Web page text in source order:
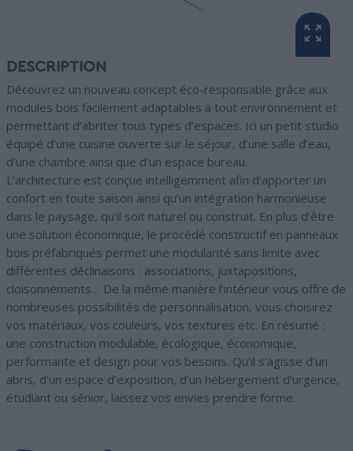
DESCRIPTION
Découvrez un nouveau concept éco-responsable grâce aux
modules bois facilement adaptables à tout environnement et
permettant d’abriter tous types d’espaces. Ici un petit studio
équipé d’une cuisine ouverte sur le séjour, d’une salle d’eau,
d’une chambre ainsi que d’un espace bureau.
L’architecture est conçue intelligemment afin d’apporter un
confort en toute saison ainsi qu’un intégration harmonieuse
dans le paysage, qu’il soit naturel ou construit. En plus d’être
une solution économique, le procédé constructif en panneaux
bois préfabriqués permet une modularité sans limite avec
différentes déclinaisons : associations, juxtapositions,
cloisonnements… De la même manière l’intérieur vous offre de
nombreuses possibilités de personnalisation, vous choisirez
vos matériaux, vos couleurs, vos textures etc. En résumé :
une construction modulable, écologique, économique,
performante et design pour vos besoins. Qu’il s’agisse d’un
abris, d’un espace d’exposition, d’un hébergement d’urgence,
étudiant ou sénior, laissez vos envies prendre forme.